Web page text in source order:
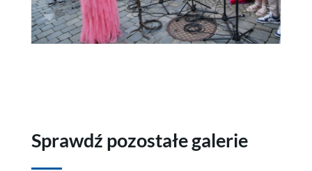
Sprawdź pozostałe galerie